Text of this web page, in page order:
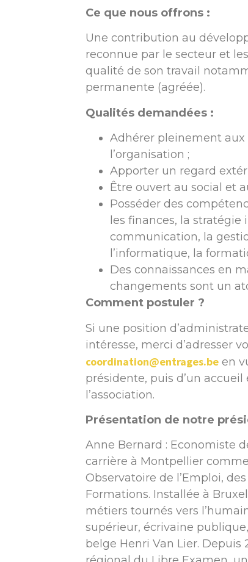
Ce que nous offrons :
Une contribution au
reconnue par le secteur et
qualité de son travail
permanente (agréée).
Qualités demandées :
Adhérer pleinement
l’organisation ;
Apporter un regard
Être ouvert au social et
Posséder des
les finances, la
communication, la
l’informatique, la
Des connaissances en
changements sont un
Comment postuler ?
Si une position
intéresse, merci d’adresser
coordination@entrages.be en
présidente, puis d’un accueil
l’association.
Présentation de notre
Anne Bernard : Economiste
carrière à Montpellier
Observatoire de l’Emploi,
Formations. Installée à
métiers tournés vers
supérieur, écrivaine
belge Henri Van Lier. Depuis